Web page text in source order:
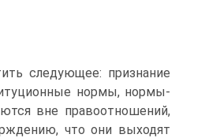
следующее: признание
нормы, нормы-
вне правоотношений,
что они выходят